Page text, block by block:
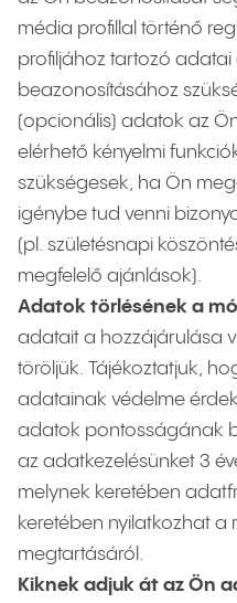
média profillal történő
profiljához tartozó adatai
beazonosításához
(opcionális) adatok az
elérhető kényelmi
szükségesek, ha Ön
igénybe tud venni
(pl. születésnapi
megfelelő ajánlások).
Adatok törlésének a
adatait a hozzájárulása
töröljük. Tájékoztatjuk,
adatainak védelme
adatok pontosságának
az adatkezelésünket 3
melynek keretében
keretében nyilatkozhat a
megtartásáról.
Kiknek adjuk át az Ön